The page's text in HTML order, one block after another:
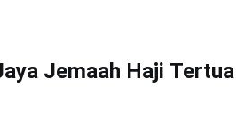
Jemaah Haji Tertua